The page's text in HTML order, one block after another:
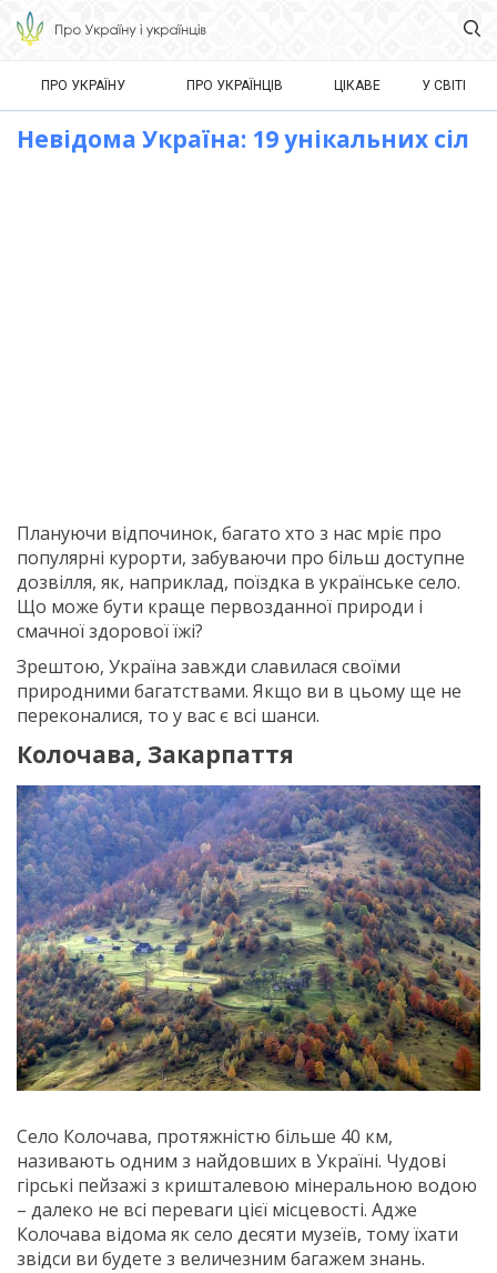
ПРО УКРАЇНУ ПРО УКРАЇНЦІВ ЦІКАВЕ У СВІТІ
Невідома Україна: 19 унікальних сіл
Плануючи відпочинок, багато хто з нас мріє про
популярні курорти, забуваючи про більш доступне
дозвілля, як, наприклад, поїздка в українське село.
Що може бути краще первозданної природи і
смачної здорової їжі?
Зрештою, Україна завжди славилася своїми
природними багатствами. Якщо ви в цьому ще не
переконалися, то у вас є всі шанси.
Колочава, Закарпаття
Село Колочава, протяжністю більше 40 км,
називають одним з найдовших в Україні. Чудові
гірські пейзажі з кришталевою мінеральною водою
– далеко не всі переваги цієї місцевості. Адже
Колочава відома як село десяти музеїв, тому їхати
звідси ви будете з величезним багажем знань.